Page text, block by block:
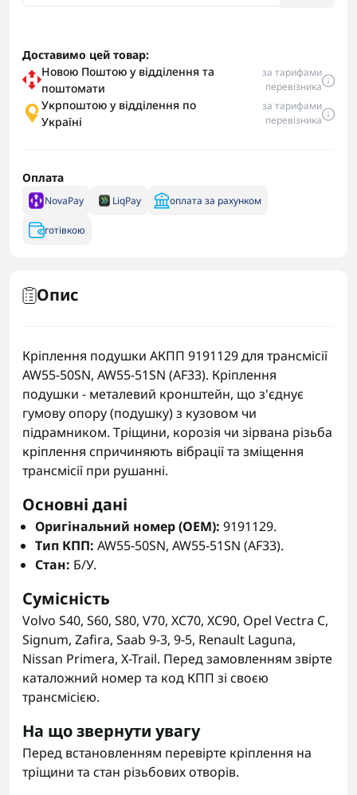
Доставимо цей товар:
Новою Поштою у відділення та
поштомати
за тарифами
перевізника
Укрпоштою у відділення по
Україні
за тарифами
перевізника
Оплата
NovaPay LiqPay оплата за рахунком
готівкою
Опис
Кріплення подушки АКПП 9191129 для трансмісії
AW55-50SN, AW55-51SN (AF33). Кріплення
подушки - металевий кронштейн, що з'єднує
гумову опору (подушку) з кузовом чи
підрамником. Тріщини, корозія чи зірвана різьба
кріплення спричиняють вібрації та зміщення
трансмісії при рушанні.
Основні дані
Оригінальний номер (OEM): 9191129.
Тип КПП: AW55-50SN, AW55-51SN (AF33).
Стан: Б/У.
Сумісність
Volvo S40, S60, S80, V70, XC70, XC90, Opel Vectra C,
Signum, Zafira, Saab 9-3, 9-5, Renault Laguna,
Nissan Primera, X-Trail. Перед замовленням звірте
каталожний номер та код КПП зі своєю
трансмісією.
На що звернути увагу
Перед встановленням перевірте кріплення на
тріщини та стан різьбових отворів.